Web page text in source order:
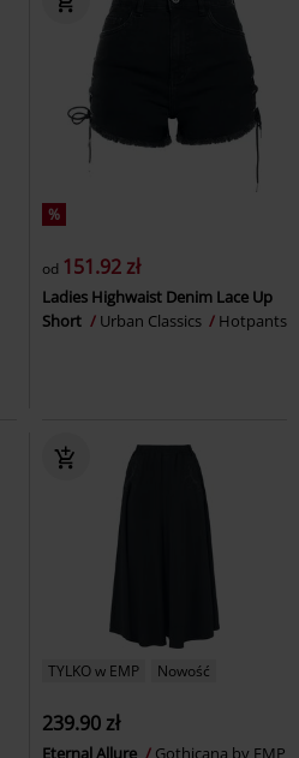
%
od 151.92 zł
Ladies Highwaist Denim Lace Up
Short
Urban Classics Hotpants
TYLKO w EMP Nowość
239.90 zł
Eternal Allure
Gothicana by EMP